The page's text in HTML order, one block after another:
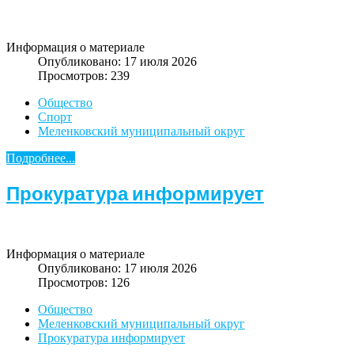
Информация о материале
Опубликовано: 17 июля 2026
Просмотров: 239
Общество
Спорт
Меленковский муниципальный округ
Подробнее...
Прокуратура информирует
Информация о материале
Опубликовано: 17 июля 2026
Просмотров: 126
Общество
Меленковский муниципальный округ
Прокуратура информирует